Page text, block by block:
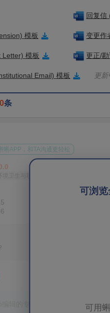
回复信
模板 变更作
Letter) 模板 更正/
Email) 模板 更
条
可浏
可用
蝌APP，和TA沟通更轻松
服务，帮助我顺